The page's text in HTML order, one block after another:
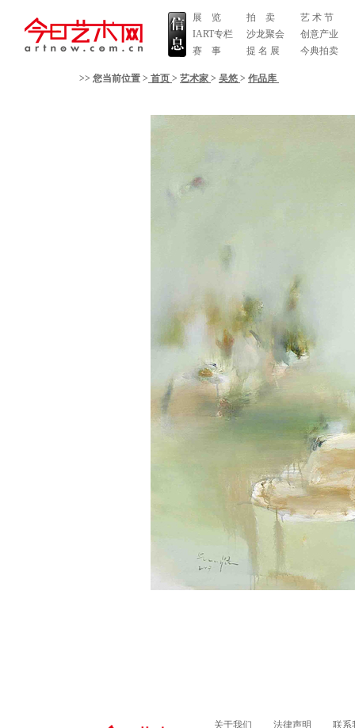
展 览
IART专栏
赛 事
拍 卖
沙龙聚会
提 名 展
艺 术 节
创意产业
今典拍卖
>> 您当前位置 > 首页 > 艺术家 > 吴悠 > 作品库
关于我们 法律声明
联系